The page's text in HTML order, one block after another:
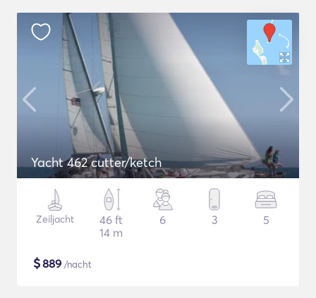
Yacht 462 cutter/ketch
Zeiljacht
46 ft
14 m
6 3 5
$889 /nacht